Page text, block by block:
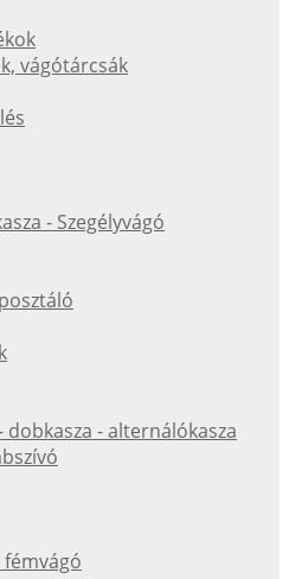
vágótárcsák
- Szegélyvágó
dobkasza - alternálókasza